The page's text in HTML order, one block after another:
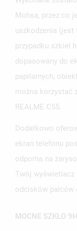
Mohsa, przez co
uszkodzenia
przypadku szkieł
dopasowany do
papilarnych,
można korzystać
REALME C55.
Dodatkowo
ekran telefonu
odporna na
Twój wyświetlacz
odcisków palców
MOCNE SZKŁO
MOJE
UTWÓRZ
ZALOGUJ
MUSISZ BYĆ